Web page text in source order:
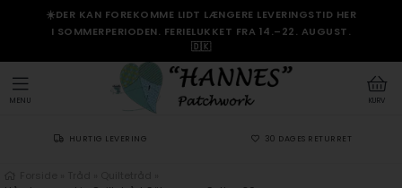
☀️DER KAN FOREKOMME LIDT LÆNGERE LEVERINGSTID HER
I SOMMERPERIODEN. FERIELUKKET FRA 14.–22. AUGUST.
🇩🇰
KURV
MENU
HURTIG LEVERING 30 DAGES RETURRET